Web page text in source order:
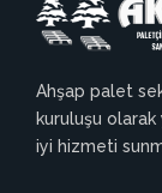
Ahşap palet
kuruluşu
iyi hizmeti